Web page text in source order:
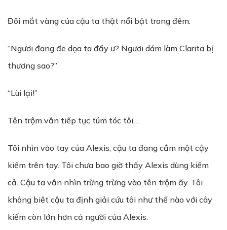
Đôi mắt vàng của cậu ta thật nổi bật trong đêm.
“Ngươi đang đe dọa ta đấy ư? Ngươi dám làm Clarita bị
thương sao?”
“Lùi lại!”
Tên trộm vẫn tiếp tục túm tóc tôi…
Tôi nhìn vào tay của Alexis, cậu ta đang cầm một cậy
kiếm trên tay. Tôi chưa bao giờ thấy Alexis dùng kiếm
cả. Cậu ta vẫn nhìn trừng trừng vào tên trộm ấy. Tôi
không biêt cậu ta định giải cứu tôi như thế nào với cây
kiếm còn lớn hơn cả người của Alexis.